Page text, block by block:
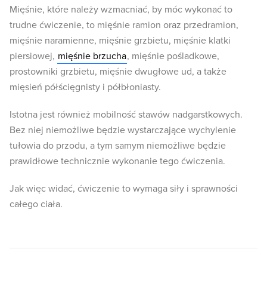
Mięśnie, które należy wzmacniać, by móc wykonać to
trudne ćwiczenie, to mięśnie ramion oraz przedramion,
mięśnie naramienne, mięśnie grzbietu, mięśnie klatki
piersiowej, mięśnie brzucha, mięśnie pośladkowe,
prostowniki grzbietu, mięśnie dwugłowe ud, a także
mięsień półścięgnisty i półbłoniasty.
Istotna jest również mobilność stawów nadgarstkowych.
Bez niej niemożliwe będzie wystarczające wychylenie
tułowia do przodu, a tym samym niemożliwe będzie
prawidłowe technicznie wykonanie tego ćwiczenia.
Jak więc widać, ćwiczenie to wymaga siły i sprawności
całego ciała.